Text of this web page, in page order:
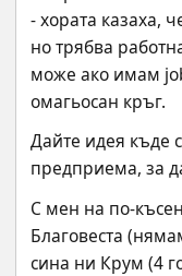
- хората казаха,
но трябва
може ако имам
омагьосан кръг.
Дайте идея къде
предприема, за
С мен на по-
Благовеста
сина ни Крум (4